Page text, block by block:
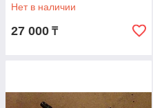
Нет в наличии
27 000 ₸